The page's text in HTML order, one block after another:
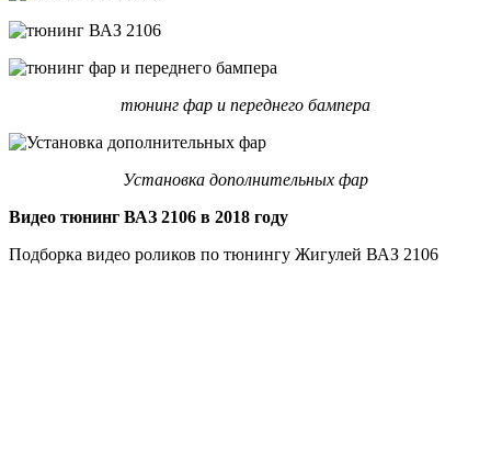
тюнинг фар и переднего бампера
Установка дополнительных фар
Видео тюнинг ВАЗ 2106 в 2018 году
Подборка видео роликов по тюнингу Жигулей ВАЗ 2106